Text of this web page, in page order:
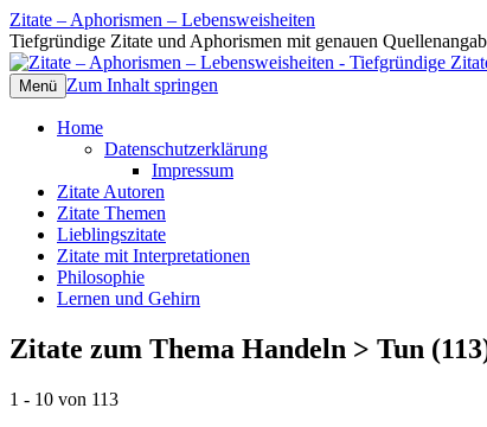
Zitate – Aphorismen – Lebensweisheiten
Tiefgründige Zitate und Aphorismen mit genauen
Menü Zum Inhalt springen
Home
Datenschutzerklärung
Impressum
Zitate Autoren
Zitate Themen
Lieblingszitate
Zitate mit Interpretationen
Philosophie
Lernen und Gehirn
Zitate zum Thema Handeln > Tun
1 - 10 von 113